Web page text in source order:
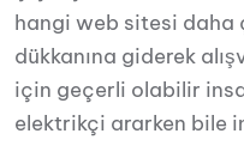
hangi web sitesi daha
dükkanına giderek
için geçerli olabilir
elektrikçi ararken bile